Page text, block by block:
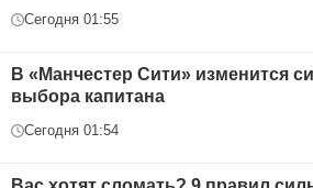
Сегодня 01:55
В «Манчестер Сити» изменится
выбора капитана
Сегодня 01:54